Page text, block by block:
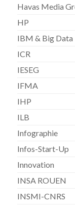
Havas Media
HP
IBM & Big Data
ICR
IESEG
IFMA
IHP
ILB
Infographie
Infos-Start-Up
Innovation
INSA ROUEN
INSMI-CNRS